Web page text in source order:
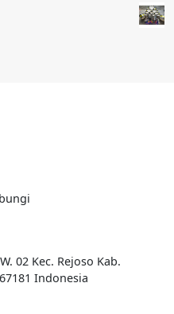
02 Kec. Rejoso Kab.
Indonesia